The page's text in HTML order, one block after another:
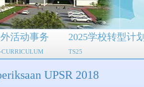
活动事务
CURRICULUM
2025学校转型计划
TS25
UPSR 2018